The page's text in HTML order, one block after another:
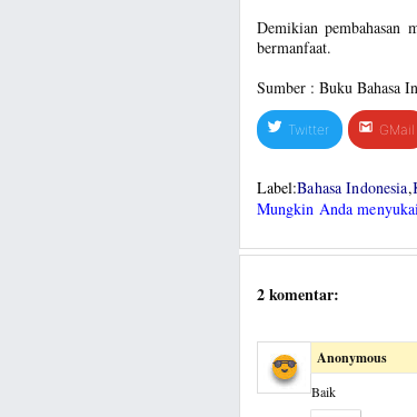
Demikian pembahasan
bermanfaat.
Sumber : Buku Bahasa
Twitter GMail
Label:Bahasa Indonesia,
Mungkin Anda
2 komentar:
Anonymous
Baik